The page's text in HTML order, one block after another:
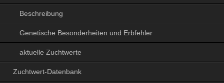
Beschreibung
Genetische Besonderheiten und Erbfehler
aktuelle Zuchtwerte
Zuchtwert-Datenbank